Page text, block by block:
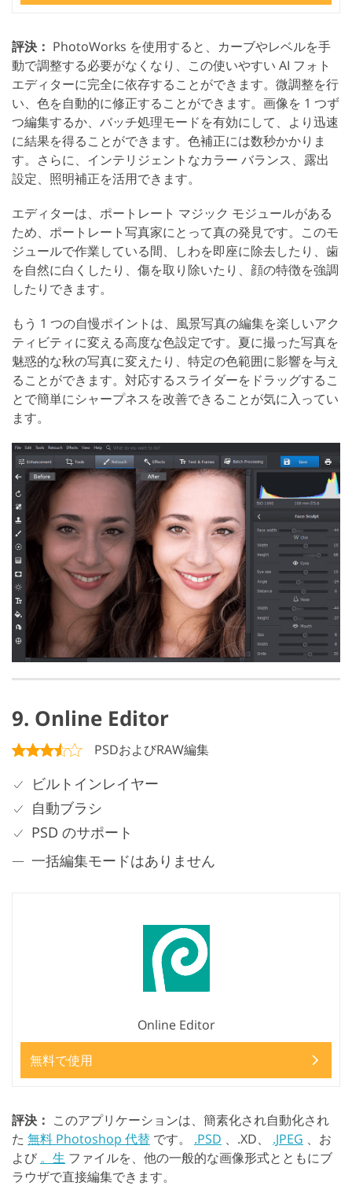
評決： PhotoWorks を使用すると、カーブやレベルを手
動で調整する必要がなくなり、この使いやすい AI フォト
エディターに完全に依存することができます。微調整を行
い、色を自動的に修正することができます。画像を 1 つず
つ編集するか、バッチ処理モードを有効にして、より迅速
に結果を得ることができます。色補正には数秒かかりま
す。さらに、インテリジェントなカラー バランス、露出
設定、照明補正を活用できます。
エディターは、ポートレート マジック モジュールがある
ため、ポートレート写真家にとって真の発見です。このモ
ジュールで作業している間、しわを即座に除去したり、歯
を自然に白くしたり、傷を取り除いたり、顔の特徴を強調
したりできます。
もう 1 つの自慢ポイントは、風景写真の編集を楽しいアク
ティビティに変える高度な色設定です。夏に撮った写真を
魅惑的な秋の写真に変えたり、特定の色範囲に影響を与え
ることができます。対応するスライダーをドラッグするこ
とで簡単にシャープネスを改善できることが気に入ってい
ます。
9. Online Editor
PSDおよびRAW編集
ビルトインレイヤー
自動ブラシ
PSD のサポート
一括編集モードはありません
Online Editor
無料で使用
評決： このアプリケーションは、簡素化され自動化され
た 無料 Photoshop 代替 です。 .PSD 、.XD、 .JPEG 、お
よび 。生 ファイルを、他の一般的な画像形式とともにブ
ラウザで直接編集できます。